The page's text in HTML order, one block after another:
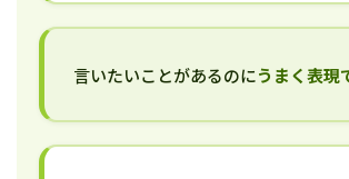
言いたいことがあるのにうまく表現